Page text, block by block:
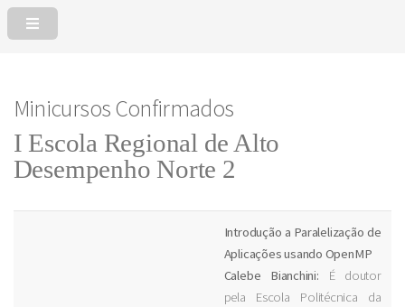
Minicursos Confirmados
I Escola Regional de Alto
Desempenho Norte 2
Introdução a Paralelização de
Aplicações usando OpenMP
Calebe Bianchini: É doutor
pela Escola Politécnica da